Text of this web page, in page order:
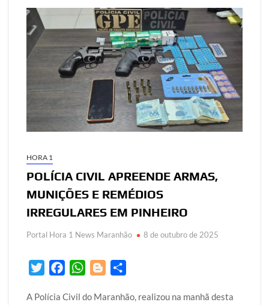
HORA 1
POLÍCIA CIVIL APREENDE ARMAS,
MUNIÇÕES E REMÉDIOS
IRREGULARES EM PINHEIRO
Portal Hora 1 News Maranhão 8 de outubro de 2025
i
c
W
a
o
a
A Polícia Civil do Maranhão, realizou na manhã desta